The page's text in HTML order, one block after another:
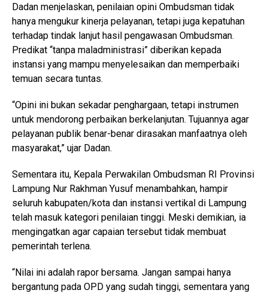
Dadan menjelaskan, penilaian opini Ombudsman tidak
hanya mengukur kinerja pelayanan, tetapi juga kepatuhan
terhadap tindak lanjut hasil pengawasan Ombudsman.
Predikat “tanpa maladministrasi” diberikan kepada
instansi yang mampu menyelesaikan dan memperbaiki
temuan secara tuntas.
“Opini ini bukan sekadar penghargaan, tetapi instrumen
untuk mendorong perbaikan berkelanjutan. Tujuannya agar
pelayanan publik benar-benar dirasakan manfaatnya oleh
masyarakat,” ujar Dadan.
Sementara itu, Kepala Perwakilan Ombudsman RI Provinsi
Lampung Nur Rakhman Yusuf menambahkan, hampir
seluruh kabupaten/kota dan instansi vertikal di Lampung
telah masuk kategori penilaian tinggi. Meski demikian, ia
mengingatkan agar capaian tersebut tidak membuat
pemerintah terlena.
“Nilai ini adalah rapor bersama. Jangan sampai hanya
bergantung pada OPD yang sudah tinggi, sementara yang